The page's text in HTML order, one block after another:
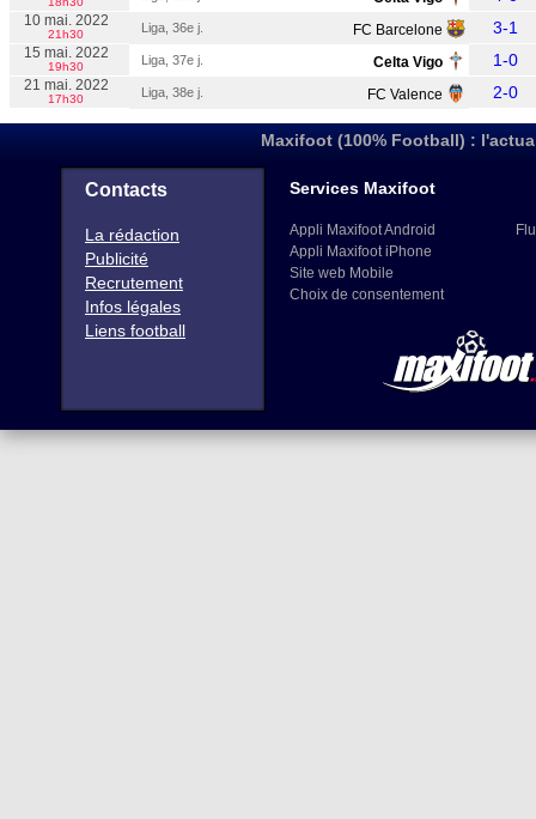
10 mai. 2022
21h30 Liga, 36e j. FC Barcelone 3-1
15 mai. 2022
19h30 Liga, 37e j. Celta Vigo 1-0
21 mai. 2022
17h30 Liga, 38e j. FC Valence 2-0
Maxifoot (100% Football) :
Contacts
La rédaction
Publicité
Recrutement
Infos légales
Liens football
Services Maxifoot
Appli Maxifoot Android
Appli Maxifoot iPhone
Site web Mobile
Choix de consentement